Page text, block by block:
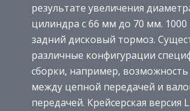
результате увеличения
цилиндра с 66 мм до 70 мм. 1000
задний дисковый тормоз.
различные конфигурации
сборки, например,
между цепной передачей и
передачей. Крейсерская версия